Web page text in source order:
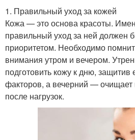
1. Правильный уход за кожей
Кожа — это основа красоты.
правильный уход за ней должен
приоритетом. Необходимо
внимания утром и вечером.
подготовить кожу к дню,
факторов, а вечерний — очищает
после нагрузок.